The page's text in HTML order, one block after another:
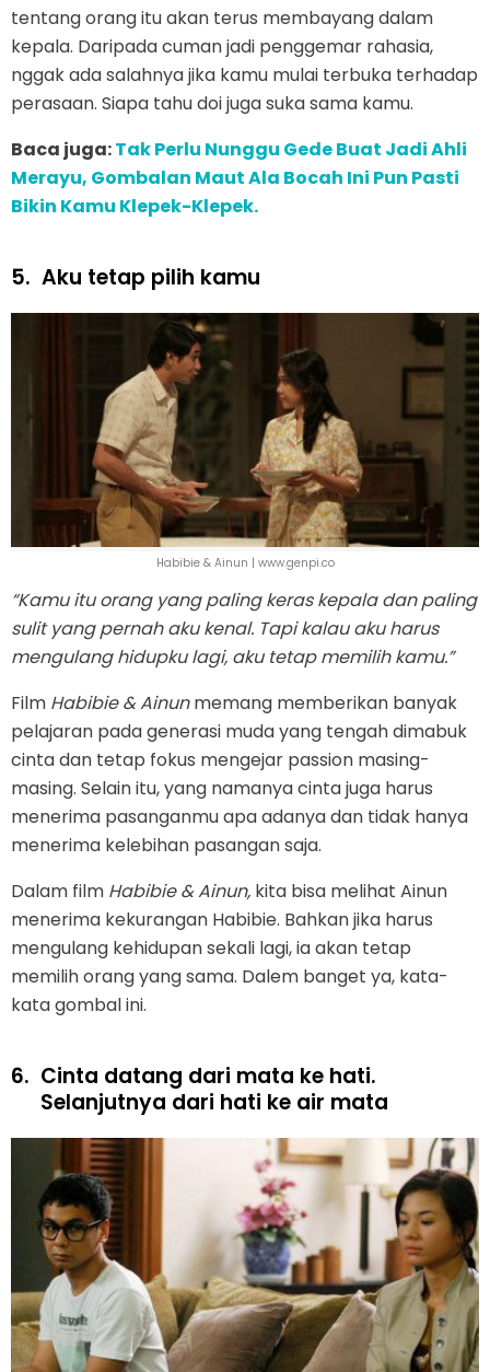
tentang orang itu akan terus membayang dalam
kepala. Daripada cuman jadi penggemar rahasia,
nggak ada salahnya jika kamu mulai terbuka terhadap
perasaan. Siapa tahu doi juga suka sama kamu.
Baca juga:Tak Perlu Nunggu Gede Buat Jadi Ahli
Merayu, Gombalan Maut Ala Bocah Ini Pun Pasti
Bikin Kamu Klepek-Klepek.
5. Aku tetap pilih kamu
Habibie & Ainun | www.genpi.co
“Kamu itu orang yang paling keras kepala dan paling
sulit yang pernah aku kenal. Tapi kalau aku harus
mengulang hidupku lagi, aku tetap memilih kamu.”
Film Habibie & Ainunmemang memberikan banyak
pelajaran pada generasi muda yang tengah dimabuk
cinta dan tetap fokus mengejar passion masing-
masing. Selain itu, yang namanya cinta juga harus
menerima pasanganmu apa adanya dan tidak hanya
menerima kelebihan pasangan saja.
Dalam film Habibie & Ainun, kita bisa melihat Ainun
menerima kekurangan Habibie. Bahkan jika harus
mengulang kehidupan sekali lagi, ia akan tetap
memilih orang yang sama. Dalem banget ya, kata-
kata gombal ini.
6. Cinta datang dari mata ke hati.
Selanjutnya dari hati ke air mata